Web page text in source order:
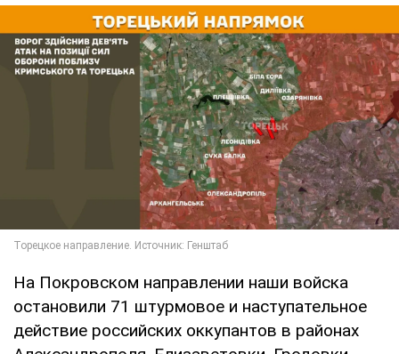
На Покровском направлении наши войска
остановили 71 штурмовое и наступательное
действие российских оккупантов в районах